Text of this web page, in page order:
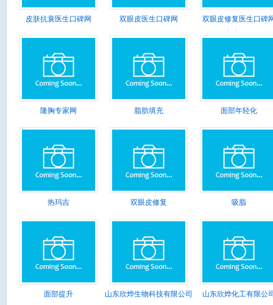
皮肤抗衰医生口碑网 双眼皮医生口碑网 双眼皮修复医生口碑
隆胸专家网 脂肪填充 面部年轻化
热玛吉 双眼皮修复 吸脂
面部提升 山东欣烨生物科技有限公司 山东欣烨化工有限公